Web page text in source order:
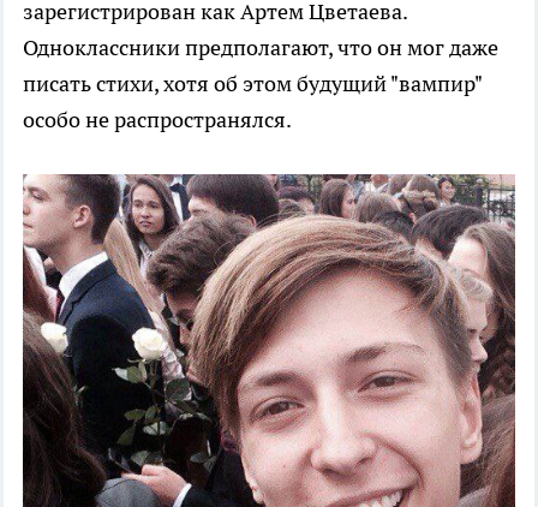
зарегистрирован как Артем Цветаева.
Одноклассники предполагают, что он мог даже
писать стихи, хотя об этом будущий "вампир"
особо не распространялся.